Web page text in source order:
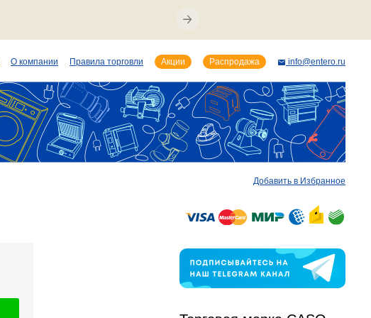
Добавить в Избранное
О компании Правила торговли Акции Распродажа info@entero.ru